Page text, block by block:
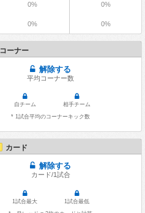
0% 0%
0% 0%
コーナー
解除する
平均コーナー数
自チーム
相手チーム
* 1試合平均のコーナーキック数
カード
解除する
カード/1試合
1試合最大
1試合最低